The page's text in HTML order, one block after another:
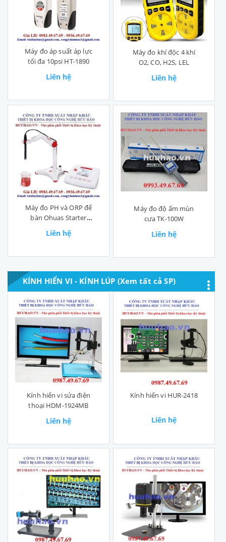
Máy đo áp suất áp lực
tối đa 10psi HT-1890
Liên hệ
Máy đo khí độc 4 khí
O2, CO, H2S, LEL
Liên hệ
Máy đo PH và ORP để
bàn Ohuas Starter
Liên hệ
Máy đo độ ẩm mùn
cưa TK-100W
Liên hệ
KÍNH HIỂN VI - KÍNH LÚP (Xem tất cả SP)
Kính hiển vi sửa điện
thoại HDM-1924MB
Liên hệ
Kính hiển vi HUR-2418
Liên hệ